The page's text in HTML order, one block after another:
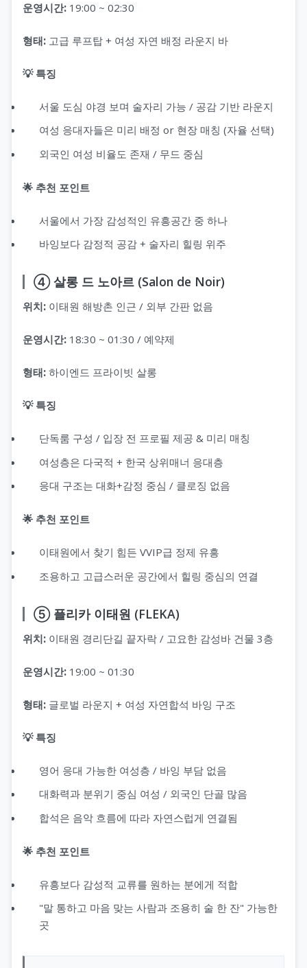
운영시간: 19:00 ~ 02:30
형태: 고급 루프탑 + 여성 자연 배정 라운지 바
💡 특징
서울 도심 야경 보며 술자리 가능 / 공감 기반 라운지
여성 응대자들은 미리 배정 or 현장 매칭 (자율 선택)
외국인 여성 비율도 존재 / 무드 중심
🌟 추천 포인트
서울에서 가장 감성적인 유흥공간 중 하나
바잉보다 감정적 공감 + 술자리 힐링 위주
④ 살롱 드 노아르 (Salon de Noir)
위치: 이태원 해방촌 인근 / 외부 간판 없음
운영시간: 18:30 ~ 01:30 / 예약제
형태: 하이엔드 프라이빗 살롱
💡 특징
단독룸 구성 / 입장 전 프로필 제공 & 미리 매칭
여성층은 다국적 + 한국 상위매너 응대층
응대 구조는 대화+감정 중심 / 클로징 없음
🌟 추천 포인트
이태원에서 찾기 힘든 VVIP급 정제 유흥
조용하고 고급스러운 공간에서 힐링 중심의 연결
⑤ 플리카 이태원 (FLEKA)
위치: 이태원 경리단길 끝자락 / 고요한 감성바 건물 3층
운영시간: 19:00 ~ 01:30
형태: 글로벌 라운지 + 여성 자연합석 바잉 구조
💡 특징
영어 응대 가능한 여성층 / 바잉 부담 없음
대화력과 분위기 중심 여성 / 외국인 단골 많음
합석은 음악 흐름에 따라 자연스럽게 연결됨
🌟 추천 포인트
유흥보다 감성적 교류를 원하는 분에게 적합
"말 통하고 마음 맞는 사람과 조용히 술 한 잔" 가능한
곳